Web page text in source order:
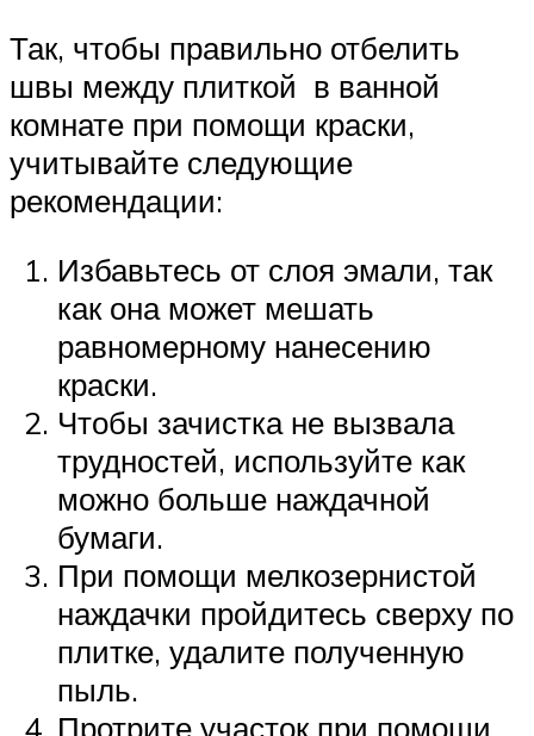
Так, чтобы правильно отбелить
швы между плиткой в ванной
комнате при помощи краски,
учитывайте следующие
рекомендации:
Избавьтесь от слоя эмали, так
как она может мешать
равномерному нанесению
краски.
Чтобы зачистка не вызвала
трудностей, используйте как
можно больше наждачной
бумаги.
При помощи мелкозернистой
наждачки пройдитесь сверху по
плитке, удалите полученную
пыль.
Протрите участок при помощи